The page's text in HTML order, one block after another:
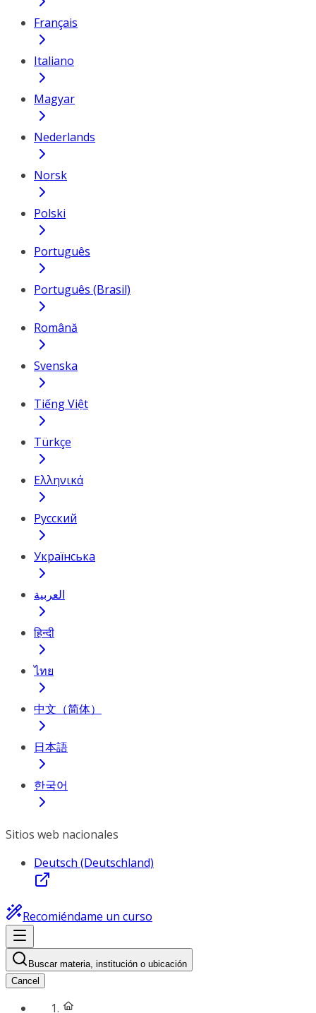
Français
Italiano
Magyar
Nederlands
Norsk
Polski
Português
Português (Brasil)
Română
Svenska
Tiếng Việt
Türkçe
Ελληνικά
Русский
Українська
العربية
हिन्दी
ไทย
中文（简体）
日本語
한국어
Sitios web nacionales
Deutsch (Deutschland)
Recomiéndame un curso
Buscar materia, institución o ubicación
Cancel